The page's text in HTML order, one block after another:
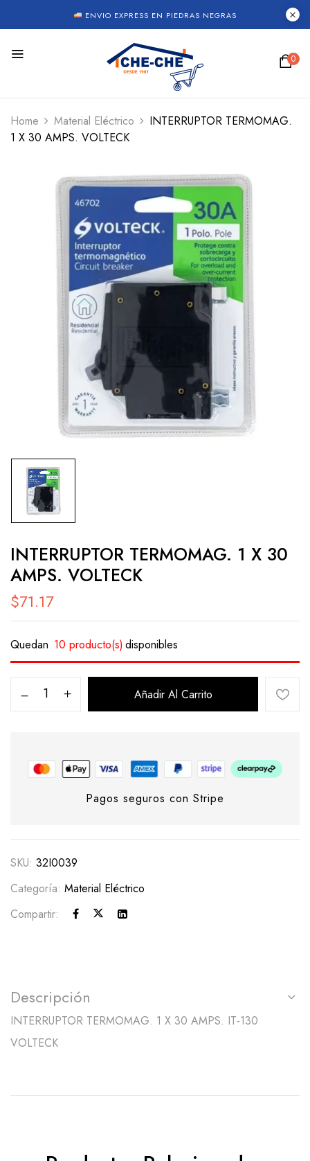
ENVIO EXPRESS EN PIEDRAS NEGRAS
0
Home Material Eléctrico
INTERRUPTOR TERMOMAG.
1 X 30 AMPS. VOLTECK
INTERRUPTOR TERMOMAG. 1 X 30
AMPS. VOLTECK
$71.17
Quedan 10 producto(s) disponibles
Añadir Al Carrito
Pagos seguros con Stripe
SKU: 32I0039
Categoría: Material Eléctrico
Compartir:
Descripción
INTERRUPTOR TERMOMAG. 1 X 30 AMPS. IT-130
VOLTECK